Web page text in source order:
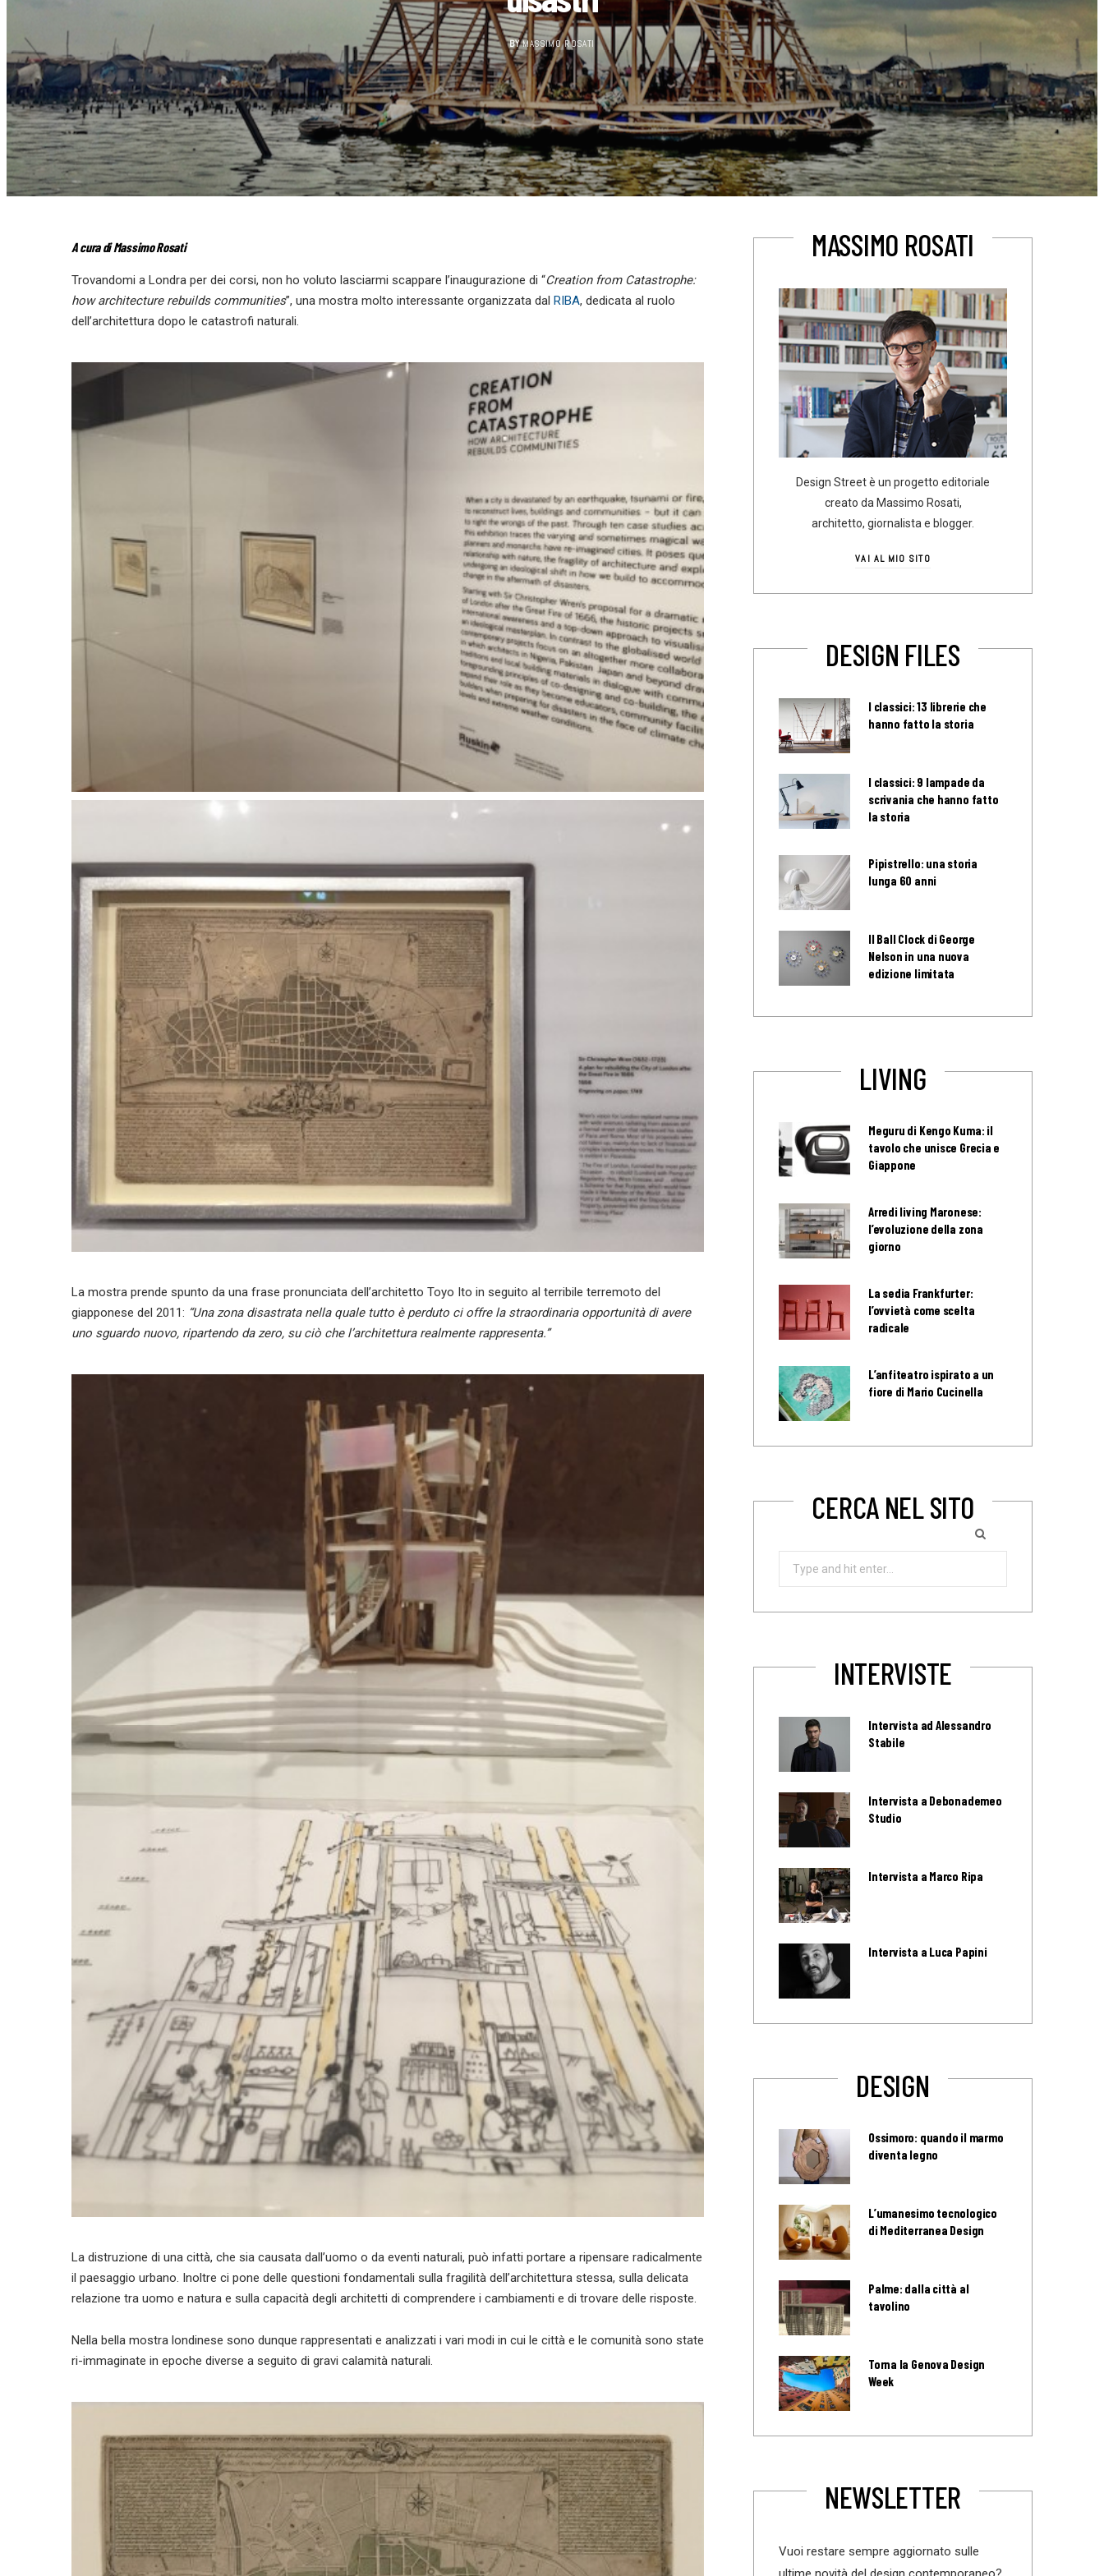
BY MASSIMO ROSATI
A cura di Massimo Rosati
Trovandomi a Londra per dei corsi, non ho voluto lasciarmi scappare l’inaugurazione di “Creation from Catastrophe:
how architecture rebuilds communities”, una mostra molto interessante organizzata dal RIBA, dedicata al ruolo
dell’architettura dopo le catastrofi naturali.
La mostra prende spunto da una frase pronunciata dell’architetto Toyo Ito in seguito al terribile terremoto del
giapponese del 2011: “Una zona disastrata nella quale tutto è perduto ci offre la straordinaria opportunità di avere
uno sguardo nuovo, ripartendo da zero, su ciò che l’architettura realmente rappresenta.”
La distruzione di una città, che sia causata dall’uomo o da eventi naturali, può infatti portare a ripensare radicalmente
il paesaggio urbano. Inoltre ci pone delle questioni fondamentali sulla fragilità dell’architettura stessa, sulla delicata
relazione tra uomo e natura e sulla capacità degli architetti di comprendere i cambiamenti e di trovare delle risposte.
Nella bella mostra londinese sono dunque rappresentati e analizzati i vari modi in cui le città e le comunità sono state
ri-immaginate in epoche diverse a seguito di gravi calamità naturali.
MASSIMO ROSATI
Design Street è un progetto editoriale
creato da Massimo Rosati,
architetto, giornalista e blogger.
VAI AL MIO SITO
DESIGN FILES
I classici: 13 librerie che
hanno fatto la storia
I classici: 9 lampade da
scrivania che hanno fatto
la storia
Pipistrello: una storia
lunga 60 anni
Il Ball Clock di George
Nelson in una nuova
edizione limitata
LIVING
Meguru di Kengo Kuma: il
tavolo che unisce Grecia e
Giappone
Arredi living Maronese:
l’evoluzione della zona
giorno
La sedia Frankfurter:
l’ovvietà come scelta
radicale
L’anfiteatro ispirato a un
fiore di Mario Cucinella
CERCA NEL SITO
Search
INTERVISTE
Intervista ad Alessandro
Stabile
Intervista a Debonademeo
Studio
Intervista a Marco Ripa
Intervista a Luca Papini
DESIGN
Ossimoro: quando il marmo
diventa legno
L’umanesimo tecnologico
di Mediterranea Design
Palme: dalla città al
tavolino
Torna la Genova Design
Week
NEWSLETTER
Vuoi restare sempre aggiornato sulle